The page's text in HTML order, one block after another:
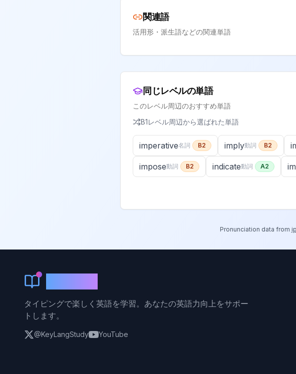
関連語
活用形・派生語などの関連単語
同じレベルの単語
このレベル周辺のおすすめ単語
B1レベル周辺から選ばれた単語
imperative名詞 B2 imply動詞 B2
impose動詞 B2 indicate動詞 A2
Pronunciation data from
タイピングで楽しく英語を学習。あなたの英語力向上をサポー
トします。
@KeyLangStudy YouTube